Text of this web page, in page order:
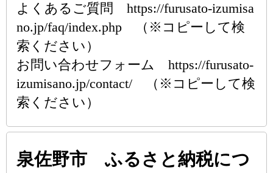
よくあるご質問 https://furusato-izumisa
no.jp/faq/index.php （※コピーして検
索ください）
お問い合わせフォーム https://furusato-
izumisano.jp/contact/ （※コピーして検
索ください）
泉佐野市 ふるさと納税につ